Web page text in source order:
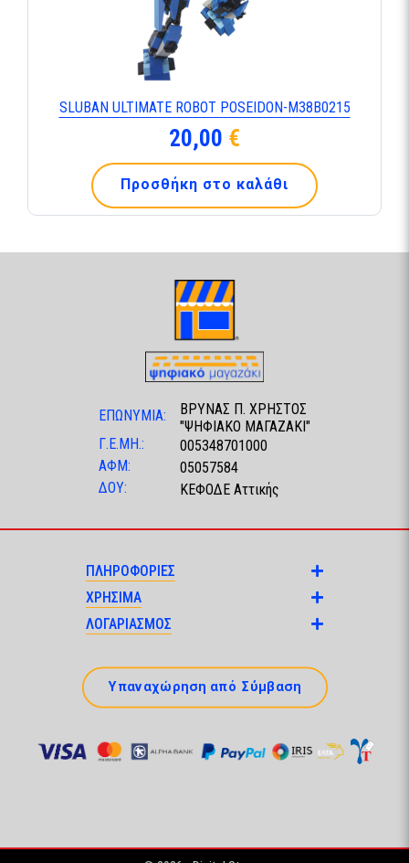
SLUBAN ULTIMATE ROBOT POSEIDON-Μ38Β0215
20,00 €
Προσθήκη στο καλάθι
ΕΠΩΝΥΜΙΑ:
ΒΡΥΝΑΣ Π. ΧΡΗΣΤΟΣ
"ΨΗΦΙΑΚΟ ΜΑΓΑΖΑΚΙ"
Γ.Ε.ΜΗ.:
005348701000
ΑΦΜ:
05057584
ΔΟΥ:
ΚΕΦΟΔΕ Αττικής
ΠΛΗΡΟΦΟΡΙΕΣ
ΧΡΗΣΙΜΑ
ΛΟΓΑΡΙΑΣΜΟΣ
Υπαναχώρηση από Σύμβαση